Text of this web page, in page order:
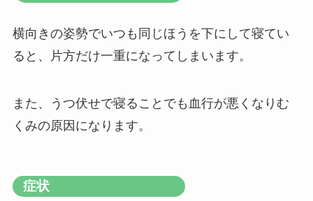
横向きの姿勢でいつも同じほうを下にして寝てい
ると、片方だけ一重になってしまいます。
また、うつ伏せで寝ることでも血行が悪くなりむ
くみの原因になります。
症状